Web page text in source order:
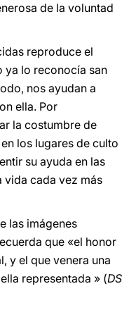
de la voluntad
reproduce el
ya lo reconocía san
nos ayudan a
ella. Por
la costumbre de
los lugares de culto
su ayuda en las
vida cada vez más
las imágenes
que «el honor
y el que venera una
representada » (DS